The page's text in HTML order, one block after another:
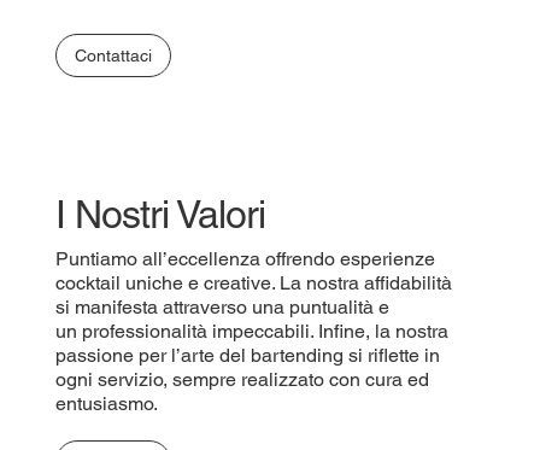
Contattaci
I Nostri Valori
Puntiamo all’eccellenza offrendo esperienze
cocktail uniche e creative. La nostra affidabilità
si manifesta attraverso una puntualità e
un professionalità impeccabili. Infine, la nostra
passione per l’arte del bartending si riflette in
ogni servizio, sempre realizzato con cura ed
entusiasmo.